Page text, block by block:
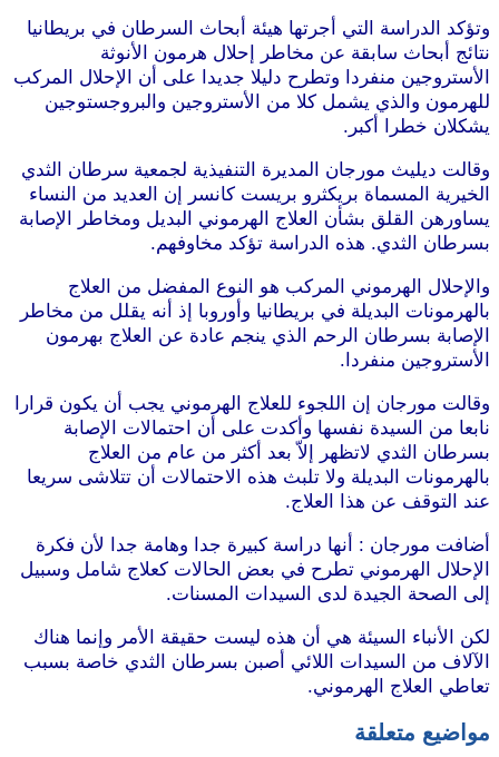
وتؤكد الدراسة التي أجرتها هيئة أبحاث السرطان في بريطانيا
نتائج أبحاث سابقة عن مخاطر إحلال هرمون الأنوثة
الأستروجين منفردا وتطرح دليلا جديدا على أن الإحلال المركب
للهرمون والذي يشمل كلا من الأستروجين والبروجستوجين
يشكلان خطرا أكبر.
وقالت ديليث مورجان المديرة التنفيذية لجمعية سرطان الثدي
الخيرية المسماة بريكثرو بريست كانسر إن العديد من النساء
يساورهن القلق بشأن العلاج الهرموني البديل ومخاطر الإصابة
بسرطان الثدي. هذه الدراسة تؤكد مخاوفهم.
والإحلال الهرموني المركب هو النوع المفضل من العلاج
بالهرمونات البديلة في بريطانيا وأوروبا إذ أنه يقلل من مخاطر
الإصابة بسرطان الرحم الذي ينجم عادة عن العلاج بهرمون
الأستروجين منفردا.
وقالت مورجان إن اللجوء للعلاج الهرموني يجب أن يكون قرارا
نابعا من السيدة نفسها وأكدت على أن احتمالات الإصابة
بسرطان الثدي لاتظهر إلاّ بعد أكثر من عام من العلاج
بالهرمونات البديلة ولا تلبث هذه الاحتمالات أن تتلاشى سريعا
عند التوقف عن هذا العلاج.
أضافت مورجان : أنها دراسة كبيرة جدا وهامة جدا لأن فكرة
الإحلال الهرموني تطرح في بعض الحالات كعلاج شامل وسبيل
إلى الصحة الجيدة لدى السيدات المسنات.
لكن الأنباء السيئة هي أن هذه ليست حقيقة الأمر وإنما هناك
الآلاف من السيدات اللائي أصبن بسرطان الثدي خاصة بسبب
تعاطي العلاج الهرموني.
مواضيع متعلقة